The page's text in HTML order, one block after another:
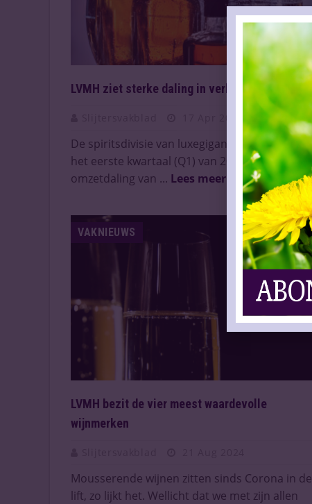
LVMH ziet sterke daling in verkoop van spirits
De spiritsdivisie van luxegigant LVMH leed in
het eerste kwartaal (Q1) van 2025 een
omzetdaling van ... Lees meer
VAKNIEUWS
LVMH bezit de vier meest waardevolle
wijnmerken
Mousserende wijnen zitten sinds Corona in de
lift, zo lijkt het. Wellicht dat we met zijn allen